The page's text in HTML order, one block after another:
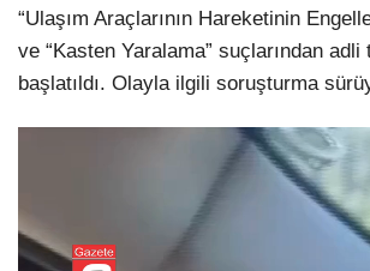
“Ulaşım Araçlarının Hareketinin
ve “Kasten Yaralama” suçlarından adli
başlatıldı. Olayla ilgili soruşturma